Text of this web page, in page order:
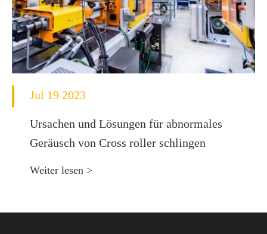
Jul 19 2023
Ursachen und Lösungen für abnormales
Geräusch von Cross roller schlingen
Weiter lesen >